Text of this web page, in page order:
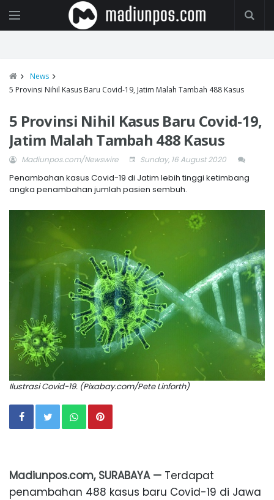
News
5 Provinsi Nihil Kasus Baru Covid-19, Jatim Malah Tambah 488 Kasus
5 Provinsi Nihil Kasus Baru Covid-19,
Jatim Malah Tambah 488 Kasus
Madiunpos.com/Newswire Sunday, 16 August 2020
Penambahan kasus Covid-19 di Jatim lebih tinggi ketimbang
angka penambahan jumlah pasien sembuh.
Ilustrasi Covid-19. (Pixabay.com/Pete Linforth)
Madiunpos.com, SURABAYA — Terdapat
penambahan 488 kasus baru Covid-19 di Jawa